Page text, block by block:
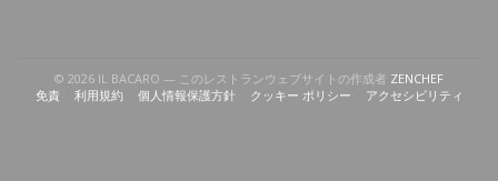
© 2026 IL BACARO — このレストランウェブサイトの作成者 ZENCHEF((新しい
免責((新しいウィンドウで開きます))
利用規約((新しいウィンドウで開きます))
個人情報保護方針((新しいウィンドウで開きます))
クッキー ポリシー((新しいウィンドウで開きます))
アクセシビリティ
((新しいウィン